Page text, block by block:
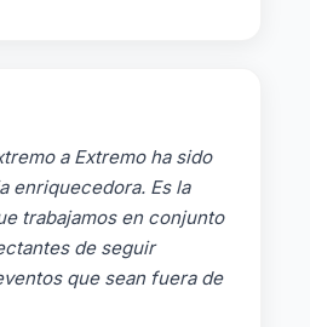
a Extremo ha sido
enriquecedora. Es la
trabajamos en conjunto
de seguir
que sean fuera de